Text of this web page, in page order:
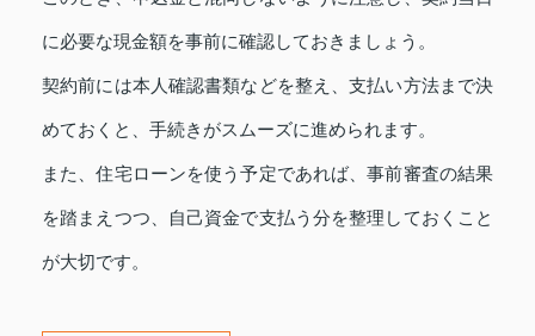
に必要な現金額を事前に確認しておきましょう。
契約前には本人確認書類などを整え、支払い方法まで決
めておくと、手続きがスムーズに進められます。
また、住宅ローンを使う予定であれば、事前審査の結果
を踏まえつつ、自己資金で支払う分を整理しておくこと
が大切です。